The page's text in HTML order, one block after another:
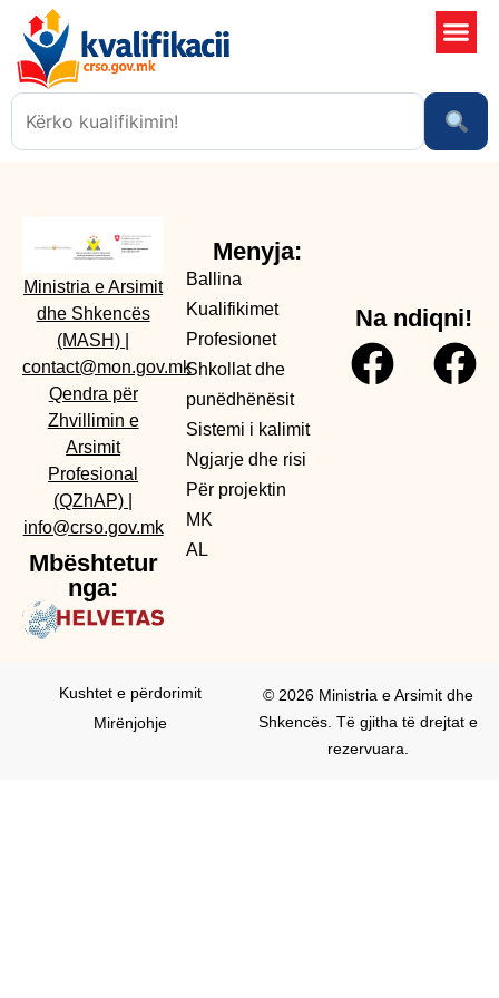
Ministria e Arsimit
dhe Shkencës
(MASH)
contact@mon.gov.mk
Qendra për
Zhvillimin e
Arsimit
Profesional
(QZhAP)
info@crso.gov.mk
Mbështetur
nga:
Menyja:
Ballina
Kualifikimet
Profesionet
Shkollat dhe
punëdhënësit
Sistemi i kalimit
Ngjarje dhe risi
Për projektin
MK
AL
Na ndiqni!
© 2026 Ministria e Arsimit dhe
Shkencës. Të gjitha të drejtat e
rezervuara.
Kushtet e përdorimit
Mirënjohje